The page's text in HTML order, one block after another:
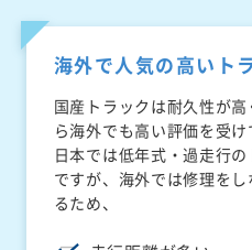
海外で人気の高いト
国産トラックは耐久性が
ら海外でも高い評価を受け
日本では低年式・過走行
ですが、海外では修理を
るため、